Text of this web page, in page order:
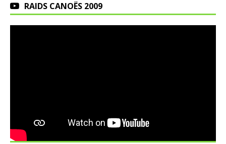
RAIDS CANOËS 2009